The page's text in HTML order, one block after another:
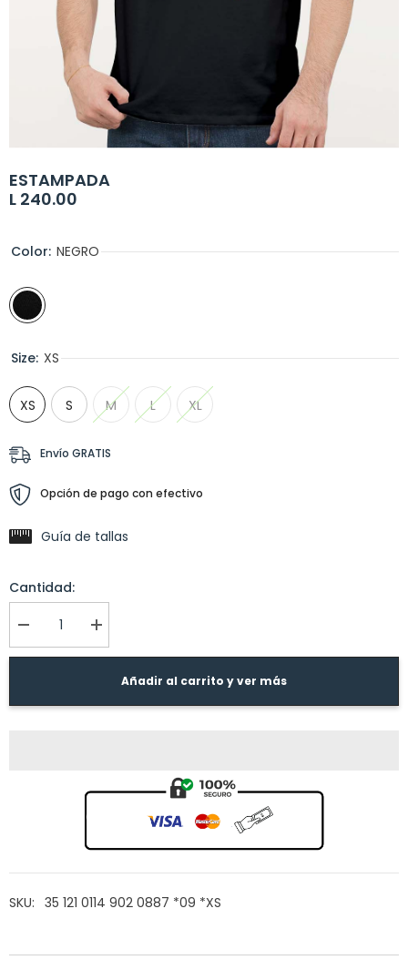
ESTAMPADA
L 240.00
Color: NEGRO
Size: XS
XS S M L XL
Envío GRATIS
Opción de pago con efectivo
Guía de tallas
Cantidad:
Error:
Missing
for
I18n
Error:
Missing
value
for
producto
Añadir al carrito y ver más
SKU: 35 121 0114 902 0887 *09 *XS